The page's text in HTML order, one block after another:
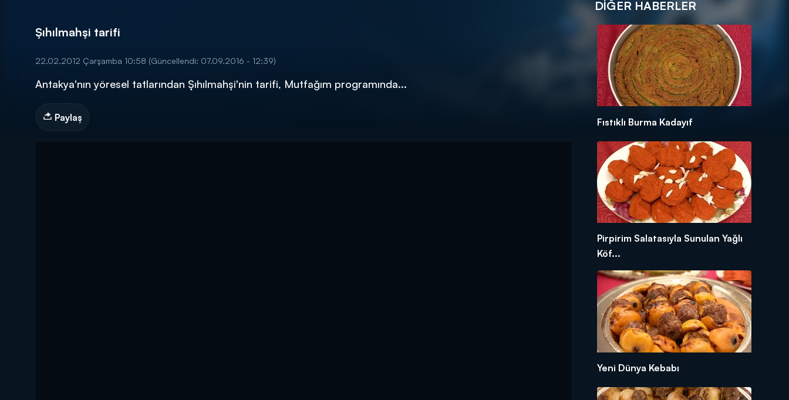
DİĞER SONUÇLAR
Şıhılmahşi tarifi
22.02.2012 Çarşamba 10:58 (Güncellendi: 07.09.2016 - 12:39)
Antakya'nın yöresel tatlarından Şıhılmahşi'nin tarifi, Mutfağım programında...
Paylaş
DIĞER HABERLER
Fıstıklı Burma Kadayıf
Pirpirim Salatasıyla Sunulan Yağlı
Köf...
Yeni Dünya Kebabı